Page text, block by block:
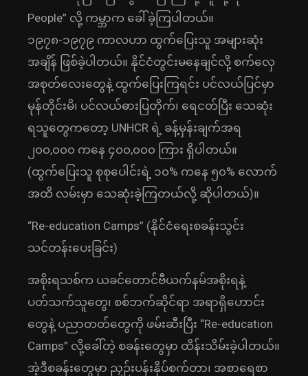
People” လို့ ကမ္ဘာက ခေါ်ခဲ့ကြပါတယ်။
၁၉၇၈-၁၉၇၉ ကာလဟာ ထွက်ပြေးသူ အများဆုံး
အချိန် ဖြစ်ခဲ့ပါတယ်။ နိုင်ငံတွင်းမနေချင်လို့ စက်လှေ
အစုတ်လေးတွေနဲ့ ထွက်ပြေးကြရင်း ပင်လယ်ပြင်မှာ
မုန်တိုင်းမိ၊ ပင်လယ်ဓားပြတိုက်၊ ရေငတ်ပြီး သေဆုံး
ရသူတွေကတော့ UNHCR ရဲ့ ခန့်မှန်းချက်အရ
၂၀၀,၀၀၀ ကနေ ၄၀၀,၀၀၀ ကြား ရှိပါတယ်။
(ထွက်ပြေးသူ စုစုပေါင်းရဲ့ ၁၀% ကနေ ၅၀% လောက်
အထိ လမ်းမှာ သေဆုံးခဲ့ကြတယ်လို့ ဆိုပါတယ်)။
“Re-education Camps” (နိုင်ငံရေးစခန်းသွင်း
သင်တန်းပေးခြင်း)
အစိုးရသစ်က ယခင်တောင်ဗီယက်နမ်အစိုးရနဲ့
ပတ်သက်သူတွေ၊ စစ်ဘက်ဆိုင်ရာ အရာရှိဟောင်း
တွေနဲ့ ပညာတတ်တွေကို ဖမ်းဆီးပြီး “Re-education
Camps” လို့ခေါ်တဲ့ စခန်းတွေမှာ ထိန်းသိမ်းခဲ့ပါတယ်။
အဲ့ဒီစခန်းတွေမှာ ညှဉ်းပန်းနှိပ်စက်တာ၊ အစာရေစာ